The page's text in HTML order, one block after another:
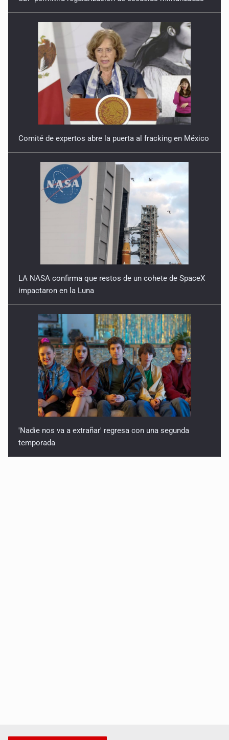
Comité de expertos abre la puerta al fracking en México
LA NASA confirma que restos de un cohete de SpaceX
impactaron en la Luna
'Nadie nos va a extrañar' regresa con una segunda
temporada
por falta de municiones